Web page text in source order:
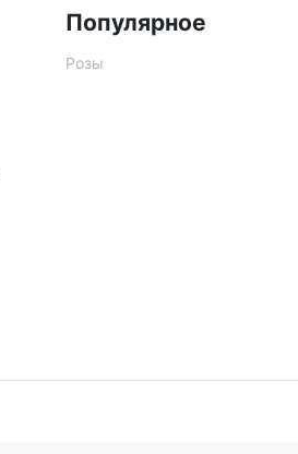
Популярное
Розы